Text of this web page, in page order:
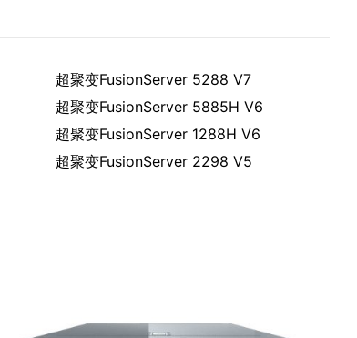
超聚变FusionServer 5288 V7
超聚变FusionServer 5885H V6
超聚变FusionServer 1288H V6
超聚变FusionServer 2298 V5